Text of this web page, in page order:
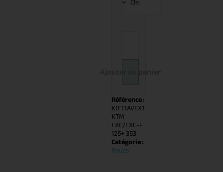
Référence :
KITTTAVEX1
KTM
EXC/EXC-F
125+ 353
Catégorie :
Roues